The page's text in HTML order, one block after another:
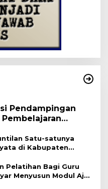
Pendampingan
Satu-satunya
di Kabupaten
Pelatihan Bagi Guru
Menyusun Modul Ajar